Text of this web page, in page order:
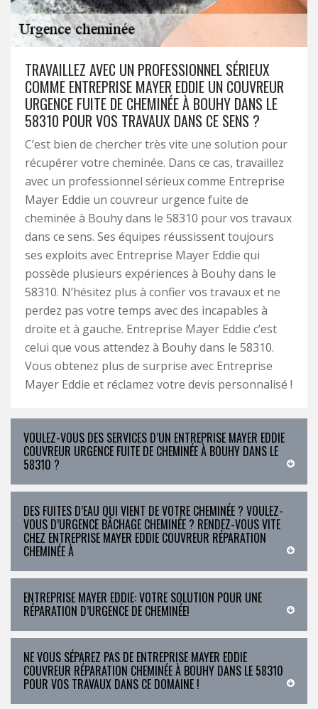
TRAVAILLEZ AVEC UN PROFESSIONNEL SÉRIEUX
COMME ENTREPRISE MAYER EDDIE UN COUVREUR
URGENCE FUITE DE CHEMINÉE À BOUHY DANS LE
58310 POUR VOS TRAVAUX DANS CE SENS ?
C’est bien de chercher très vite une solution pour
récupérer votre cheminée. Dans ce cas, travaillez
avec un professionnel sérieux comme Entreprise
Mayer Eddie un couvreur urgence fuite de
cheminée à Bouhy dans le 58310 pour vos travaux
dans ce sens. Ses équipes réussissent toujours
ses exploits avec Entreprise Mayer Eddie qui
possède plusieurs expériences à Bouhy dans le
58310. N’hésitez plus à confier vos travaux et ne
perdez pas votre temps avec des incapables à
droite et à gauche. Entreprise Mayer Eddie c’est
celui que vous attendez à Bouhy dans le 58310.
Vous obtenez plus de surprise avec Entreprise
Mayer Eddie et réclamez votre devis personnalisé !
VOULEZ-VOUS DES SERVICES D’UN ENTREPRISE MAYER EDDIE
COUVREUR URGENCE FUITE DE CHEMINÉE À BOUHY DANS LE
58310 ?
DES FUITES D’EAU QUI VIENT DE VOTRE CHEMINÉE ? VOULEZ-
VOUS D’URGENCE BÂCHAGE CHEMINÉE ? RENDEZ-VOUS VITE
CHEZ ENTREPRISE MAYER EDDIE COUVREUR RÉPARATION
CHEMINÉE À
ENTREPRISE MAYER EDDIE: VOTRE SOLUTION POUR UNE
RÉPARATION D’URGENCE DE CHEMINÉE!
NE VOUS SÉPAREZ PAS DE ENTREPRISE MAYER EDDIE
COUVREUR RÉPARATION CHEMINÉE À BOUHY DANS LE 58310
POUR VOS TRAVAUX DANS CE DOMAINE !